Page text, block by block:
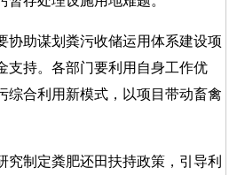
助谋划粪污收储运用体系建设项
支持。各部门要利用自身工作优
综合利用新模式，以项目带动畜禽
制定粪肥还田扶持政策，引导利